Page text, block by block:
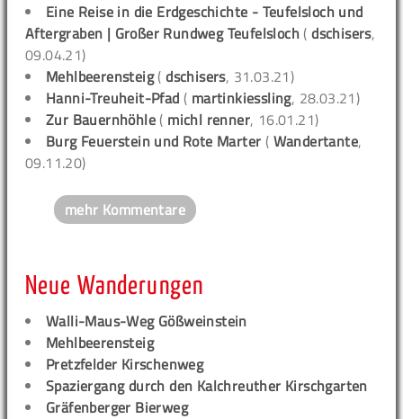
Eine Reise in die Erdgeschichte - Teufelsloch und
Aftergraben | Großer Rundweg Teufelsloch (dschisers,
09.04.21)
Mehlbeerensteig(dschisers, 31.03.21)
Hanni-Treuheit-Pfad ( martinkiessling, 28.03.21)
Zur Bauernhöhle ( michl renner, 16.01.21)
Burg Feuerstein und Rote Marter ( Wandertante,
09.11.20)
mehr Kommentare
Neue Wanderungen
Walli-Maus-Weg Gößweinstein
Mehlbeerensteig
Pretzfelder Kirschenweg
Spaziergang durch den Kalchreuther Kirschgarten
Gräfenberger Bierweg